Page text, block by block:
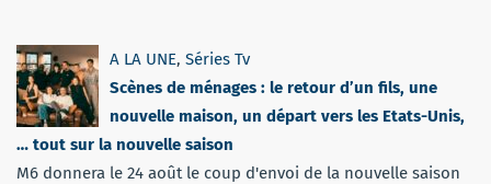
A LA UNE, Séries Tv
Scènes de ménages : le retour d’un fils, une
nouvelle maison, un départ vers les Etats-Unis,
… tout sur la nouvelle saison
M6 donnera le 24 août le coup d'envoi de la nouvelle saison